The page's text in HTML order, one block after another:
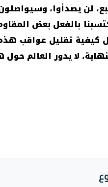
لن يصدأوا،
بالفعل بعض
كيفية تقليل عواقب
لا يدور العالم